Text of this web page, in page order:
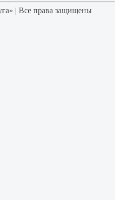
| Все права защищены